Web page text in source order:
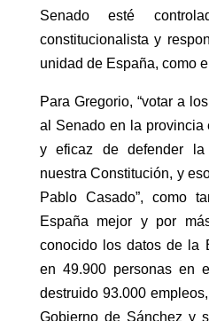
Senado esté
constitucionalista y
unidad de España, como
Para Gregorio, “votar a
al Senado en la provincia
y eficaz de defender
nuestra Constitución, y
Pablo Casado”, como
España mejor y por
conocido los datos de la
en 49.900 personas en
destruido 93.000
Gobierno de Sánchez y